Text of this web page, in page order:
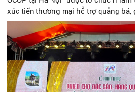
xúc tiến thương mại hỗ trợ quảng bá,
ra cho sản phẩm thủ công mỹ nghệ,
phẩm OCOP, sản phẩm đặc sản, đặc
địa phương.